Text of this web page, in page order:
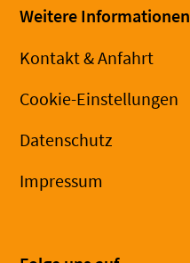
Weitere Informationen
Kontakt & Anfahrt
Cookie-Einstellungen
Datenschutz
Impressum